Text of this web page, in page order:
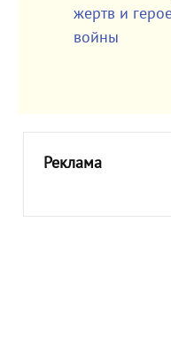
жертв и
войны
Реклама